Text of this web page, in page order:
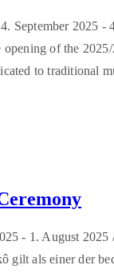
4. September 2025 -
of the
to traditional
- 1. August
als einer der